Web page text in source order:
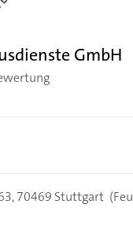
GmbH
70469 Stuttgart